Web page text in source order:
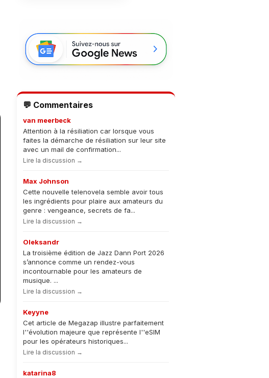
💬 Commentaires
van meerbeck
Attention à la résiliation car lorsque vous
faites la démarche de résiliation sur leur site
avec un mail de confirmation...
Lire la discussion →
Max Johnson
Cette nouvelle telenovela semble avoir tous
les ingrédients pour plaire aux amateurs du
genre : vengeance, secrets de fa...
Lire la discussion →
Oleksandr
La troisième édition de Jazz Dann Port 2026
s’annonce comme un rendez-vous
incontournable pour les amateurs de
musique. ...
Lire la discussion →
Keyyne
Cet article de Megazap illustre parfaitement
l''évolution majeure que représente l''eSIM
pour les opérateurs historiques...
Lire la discussion →
katarina8